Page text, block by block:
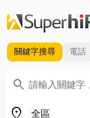
關鍵字搜尋 電話
search
關鍵字
place
地區